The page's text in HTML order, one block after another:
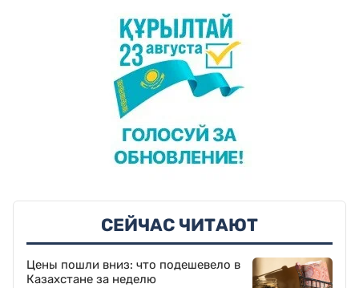
СЕЙЧАС ЧИТАЮТ
Цены пошли вниз: что подешевело в
Казахстане за неделю